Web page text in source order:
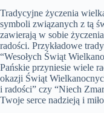
Tradycyjne życzenia
symboli związanych z tą
zawierają w sobie
radości. Przykładowe
“Wesołych Świąt
Pańskie przyniesie wiele
okazji Świąt
i radości” czy “Niech
Twoje serce nadzieją i